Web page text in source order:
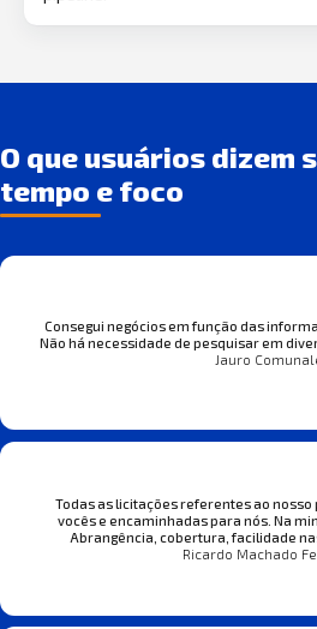
O que usuários dizem
tempo e foco
Consegui negócios em função das
Não há necessidade de pesquisar em
Jauro
Todas as licitações referentes ao
vocês e encaminhadas para nós. Na
Abrangência, cobertura, facilidade
Ricardo Machado